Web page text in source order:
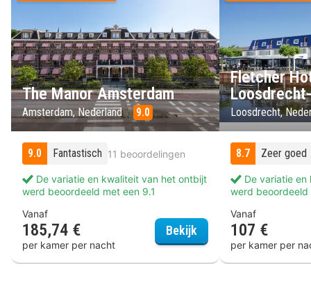
The Manor Amsterdam
Amsterdam, Nederland 9.0
9.0 Fantastisch 11 beoordelingen
De variatie en kwaliteit van het ontbijt
werd beoordeeld met een 9.1
Vanaf
185,74 €
per kamer per nacht
Bekijk The Manor Amsterdam
Fletcher
Loosdrecht,
8.7 Zeer goed
De variatie
werd
Vanaf
107 €
per kamer per